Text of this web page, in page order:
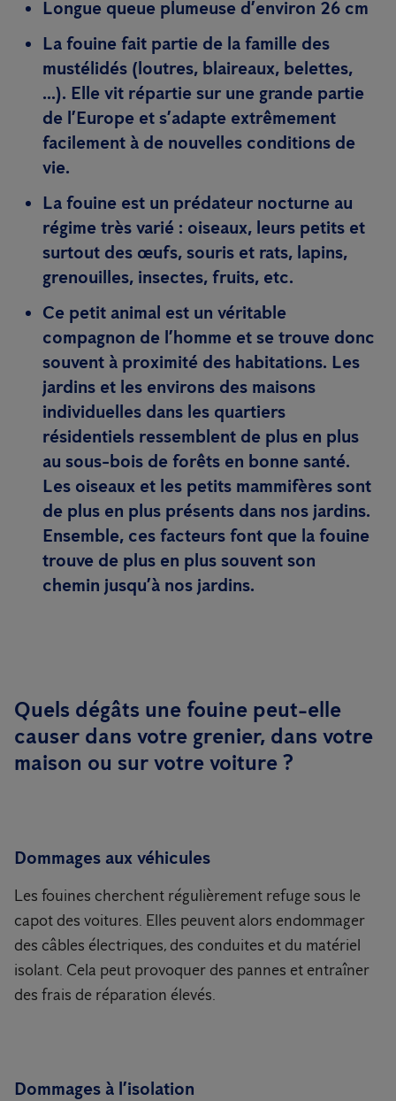
Longue queue plumeuse d’environ 26 cm
La fouine fait partie de la famille des
mustélidés (loutres, blaireaux, belettes,
...). Elle vit répartie sur une grande partie
de l’Europe et s’adapte extrêmement
facilement à de nouvelles conditions de
vie.
La fouine est un prédateur nocturne au
régime très varié : oiseaux, leurs petits et
surtout des œufs, souris et rats, lapins,
grenouilles, insectes, fruits, etc.
Ce petit animal est un véritable
compagnon de l’homme et se trouve donc
souvent à proximité des habitations. Les
jardins et les environs des maisons
individuelles dans les quartiers
résidentiels ressemblent de plus en plus
au sous-bois de forêts en bonne santé.
Les oiseaux et les petits mammifères sont
de plus en plus présents dans nos jardins.
Ensemble, ces facteurs font que la fouine
trouve de plus en plus souvent son
chemin jusqu’à nos jardins.
Quels dégâts une fouine peut-elle
causer dans votre grenier, dans votre
maison ou sur votre voiture ?
Dommages aux véhicules
Les fouines cherchent régulièrement refuge sous le
capot des voitures. Elles peuvent alors endommager
des câbles électriques, des conduites et du matériel
isolant. Cela peut provoquer des pannes et entraîner
des frais de réparation élevés.
Dommages à l’isolation